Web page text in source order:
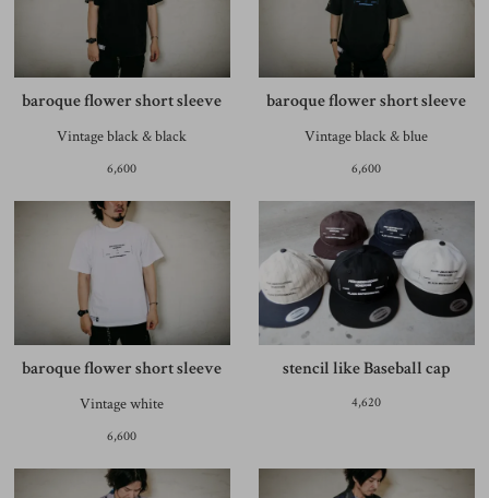
baroque flower short sleeve
Vintage black & black
6,600
baroque flower short sleeve
Vintage black & blue
6,600
baroque flower short sleeve
Vintage white
6,600
stencil like Baseball cap
4,620